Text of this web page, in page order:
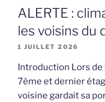
ALERTE :
les voisins du
1 JUILLET 2026
Introduction Lors de
7ème et dernier
voisine gardait sa